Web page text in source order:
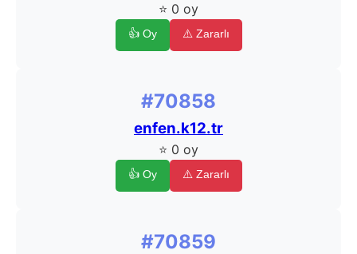
⭐ 0 oy
👍 Oy ⚠️ Zararlı
#70858
enfen.k12.tr
⭐ 0 oy
👍 Oy ⚠️ Zararlı
#70859